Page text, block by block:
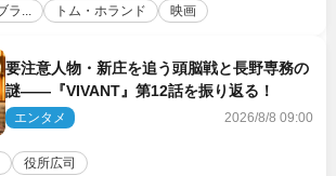
ラ... トム・ホランド 映画
要注意人物・新庄を追う頭脳戦と長野専務の
謎――『VIVANT』第12話を振り返る！
エンタメ 2026/8/8 09:00
役所広司